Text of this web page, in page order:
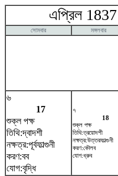
এপ্রিল
সোমবার মঙ্গলবার
৬
17
শুক্ল পক্ষ
তিথি:দ্বাদশী
নক্ষত্র:পূর্বফাল্গুনী
করণ:বব
যোগ:বৃদ্ধি
৭
18
শুক্ল পক্ষ
তিথি:ত্রয়োদশী
নক্ষত্র:উত্তরফাল্গুনী
করণ:কৌলব
যোগ:ধ্রুব